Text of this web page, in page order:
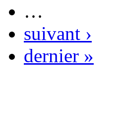
…
suivant ›
dernier »